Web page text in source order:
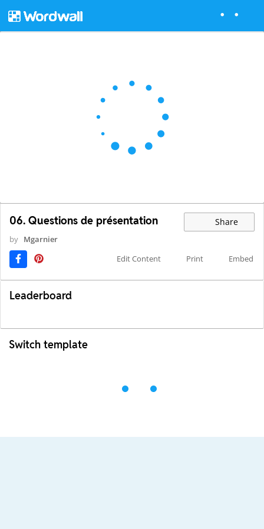
06. Questions de présentation Share
by Mgarnier
Edit Content
Print Embed
Leaderboard
Switch template